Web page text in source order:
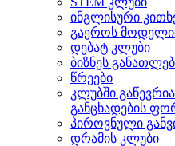
ინგლისური
გაეროს
დებატ კლუბი
ბიზნეს
წრეები
კლუბში
განცხადების
პიროვნული
დრამის კლუბი